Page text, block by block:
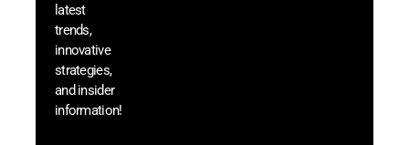
latest
trends,
innovative
strategies,
and insider
information!